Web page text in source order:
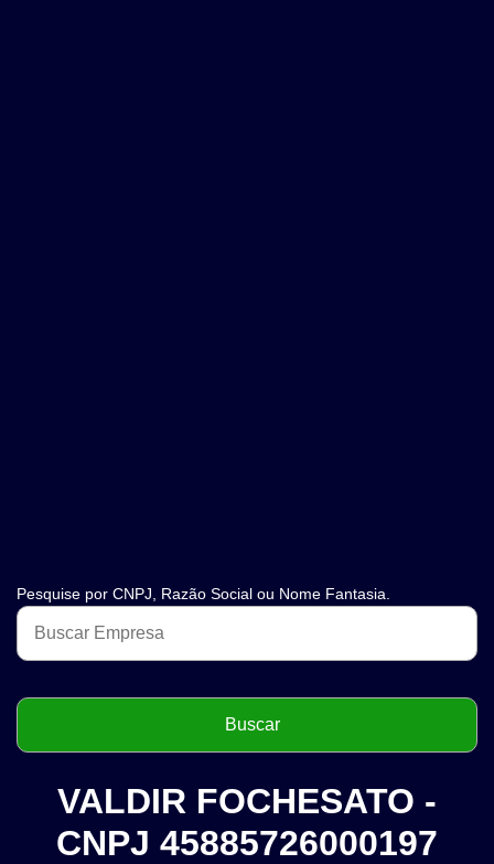
Pesquise por CNPJ, Razão Social ou Nome Fantasia.
VALDIR FOCHESATO -
CNPJ 45885726000197